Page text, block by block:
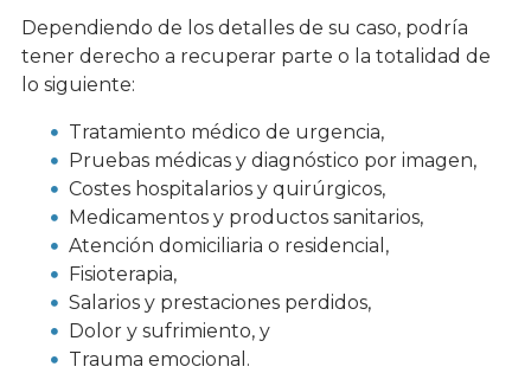
Dependiendo de los detalles de su caso, podría
tener derecho a recuperar parte o la totalidad de
lo siguiente:
Tratamiento médico de urgencia,
Pruebas médicas y diagnóstico por imagen,
Costes hospitalarios y quirúrgicos,
Medicamentos y productos sanitarios,
Atención domiciliaria o residencial,
Fisioterapia,
Salarios y prestaciones perdidos,
Dolor y sufrimiento, y
Trauma emocional.